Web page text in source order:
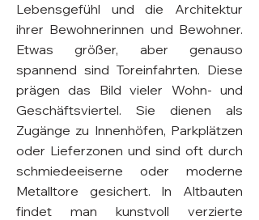
Lebensgefühl und die Architektur
ihrer Bewohnerinnen und Bewohner.
Etwas größer, aber genauso
spannend sind Toreinfahrten. Diese
prägen das Bild vieler Wohn- und
Geschäftsviertel. Sie dienen als
Zugänge zu Innenhöfen, Parkplätzen
oder Lieferzonen und sind oft durch
schmiedeeiserne oder moderne
Metalltore gesichert. In Altbauten
findet man kunstvoll verzierte